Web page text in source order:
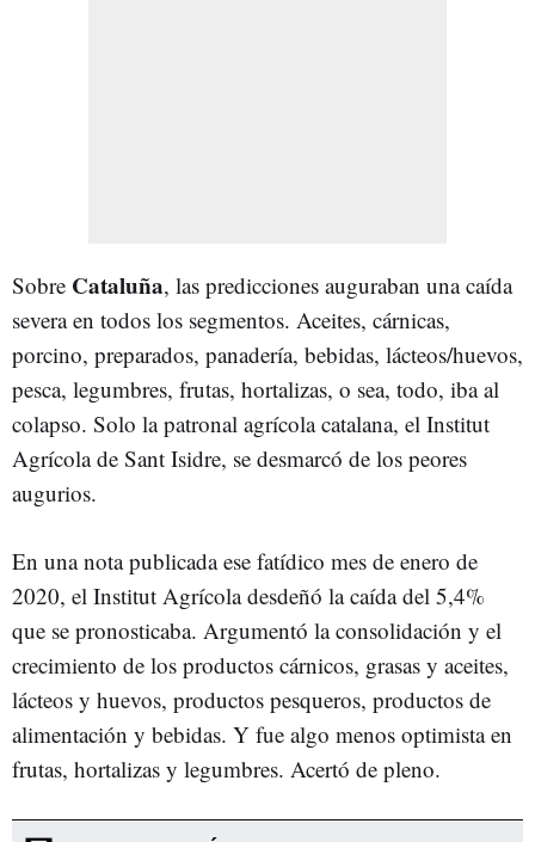
Sobre Cataluña, las predicciones auguraban una caída
severa en todos los segmentos. Aceites, cárnicas,
porcino, preparados, panadería, bebidas, lácteos/huevos,
pesca, legumbres, frutas, hortalizas, o sea, todo, iba al
colapso. Solo la patronal agrícola catalana, el Institut
Agrícola de Sant Isidre, se desmarcó de los peores
augurios.
En una nota publicada ese fatídico mes de enero de
2020, el Institut Agrícola desdeñó la caída del 5,4%
que se pronosticaba. Argumentó la consolidación y el
crecimiento de los productos cárnicos, grasas y aceites,
lácteos y huevos, productos pesqueros, productos de
alimentación y bebidas. Y fue algo menos optimista en
frutas, hortalizas y legumbres. Acertó de pleno.